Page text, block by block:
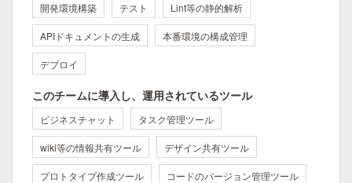
開発環境構築 テスト Lint等の静的解析
APIドキュメントの生成 本番環境の構成管理
デプロイ
このチームに導入し、運用されているツール
ビジネスチャット タスク管理ツール
wiki等の情報共有ツール デザイン共有ツール
プロトタイプ作成ツール コードのバージョン管理ツール